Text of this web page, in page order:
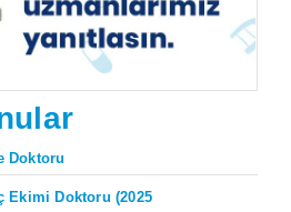
Doktoru
Ekimi Doktoru (2025